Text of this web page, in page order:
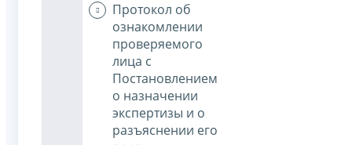
Протокол об
ознакомлении
проверяемого
лица с
Постановлением
о назначении
экспертизы и о
разъяснении его